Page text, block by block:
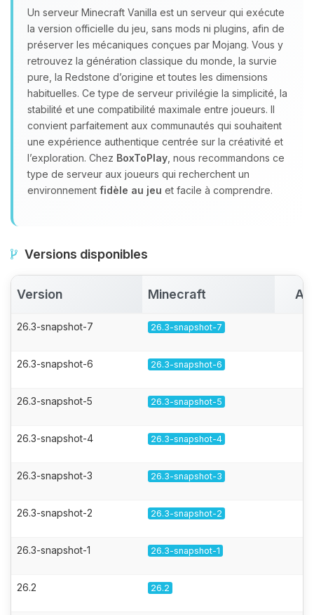
Un serveur Minecraft Vanilla est un serveur qui exécute
la version officielle du jeu, sans mods ni plugins, afin de
préserver les mécaniques conçues par Mojang. Vous y
retrouvez la génération classique du monde, la survie
pure, la Redstone d’origine et toutes les dimensions
habituelles. Ce type de serveur privilégie la simplicité, la
stabilité et une compatibilité maximale entre joueurs. Il
convient parfaitement aux communautés qui souhaitent
une expérience authentique centrée sur la créativité et
l’exploration. Chez BoxToPlay , nous recommandons ce
type de serveur aux joueurs qui recherchent un
environnement fidèle au jeu et facile à comprendre.
Versions disponibles
Version Minecraft
26.3-snapshot-7 26.3-snapshot-7
26.3-snapshot-6 26.3-snapshot-6
26.3-snapshot-5 26.3-snapshot-5
26.3-snapshot-4 26.3-snapshot-4
26.3-snapshot-3 26.3-snapshot-3
26.3-snapshot-2 26.3-snapshot-2
26.3-snapshot-1 26.3-snapshot-1
26.2 26.2
Youpi, enfin quelqu’un pour me
parler ! Moi c’est Choupy, ton petit
assistant BoxToPlay. Dis-moi ce dont
tu as besoin et je vais remuer mes
petits circuits pour t’aider.
06/08/2026 à 18:28